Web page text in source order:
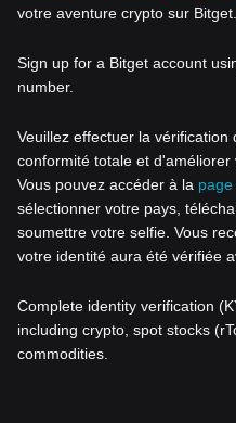
votre aventure crypto sur Bitget.
Sign up for a Bitget account
number.
Veuillez effectuer la
conformité totale et d'améliorer
Vous pouvez accéder à la
sélectionner votre pays,
soumettre votre selfie. Vous
votre identité aura été vérifiée
Complete identity verification
including crypto, spot stocks
commodities.